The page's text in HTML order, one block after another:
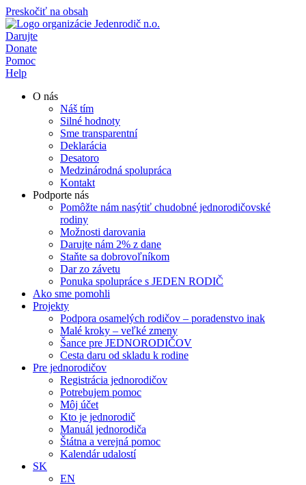
Preskočiť na obsah
Darujte
Donate
Pomoc
Help
O nás
Náš tím
Silné hodnoty
Sme transparentní
Deklarácia
Desatoro
Medzinárodná spolupráca
Kontakt
Podporte nás
Pomôžte nám nasýtiť chudobné jednorodičovské
rodiny
Možnosti darovania
Darujte nám 2% z dane
Staňte sa dobrovoľníkom
Dar zo závetu
Ponuka spolupráce s JEDEN RODIČ
Ako sme pomohli
Projekty
Podpora osamelých rodičov – poradenstvo inak
Malé kroky – veľké zmeny
Šance pre JEDNORODIČOV
Cesta daru od skladu k rodine
Pre jednorodičov
Registrácia jednorodičov
Potrebujem pomoc
Môj účet
Kto je jednorodič
Manuál jednorodiča
Štátna a verejná pomoc
Kalendár udalostí
SK
EN